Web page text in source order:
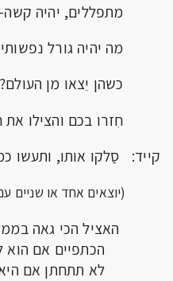
מתפללים, יהיה קשה-
מה יהיה גורל
כשהן יֵצאו מן העולם?
חִזרו בכם והצילו את
קייד: סַלקו אותו, ותעשו
(יוצאים אחד או שניים
האציל הכי גאה
הכתפיים אם
לא תתחתן אם